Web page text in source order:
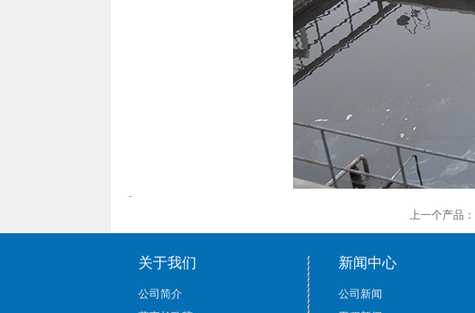
上一个产品：
关于我们
公司简介
新闻中心
公司新闻